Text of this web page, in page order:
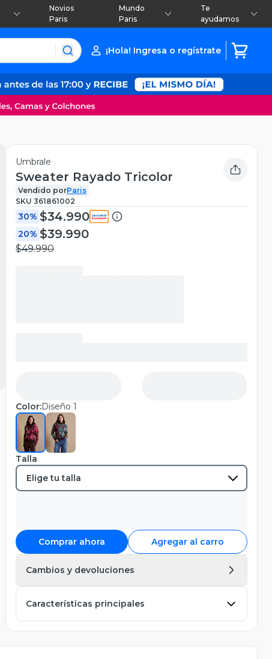
Novios
Paris
Mundo
Paris
Te
ayudamos
¡Hola! Ingresa o regístrate
Umbrale
Sweater Rayado Tricolor
Vendido porParis
SKU 361861002
30% $34.990
20% $39.990
$49.990
Color:Diseño 1
Talla
Comprar ahora Agregar al carro
Cambios y devoluciones
Características principales